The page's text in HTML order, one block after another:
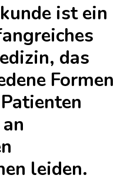
ist ein
das
Formen
leiden.